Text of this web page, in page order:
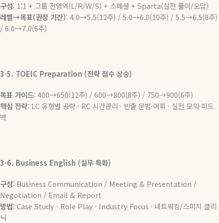
구성: 1:1 + 그룹 전영역(L/R/W/S) + 스페셜 + Sparta(실전 풀이/오답)
레벨→목표(권장 기간): 4.0→5.5(12주) / 5.0→6.0(10주) / 5.5→6.5(8주)
/ 6.0→7.0(6주)
3-5. TOEIC Preparation (전략점수상승)
목표 가이드: 400→650(12주) / 600→800(8주) / 750→900(6주)
핵심 전략: LC 유형별 공략 · RC시간관리 · 빈출문법·어휘 · 실전 모의·피드
백
3-6. Business English (실무특화)
구성: Business Communication / Meeting & Presentation /
Negotiation / Email & Report
방법: Case Study · Role Play · Industry Focus · 네트워킹/스피치 클리
닉